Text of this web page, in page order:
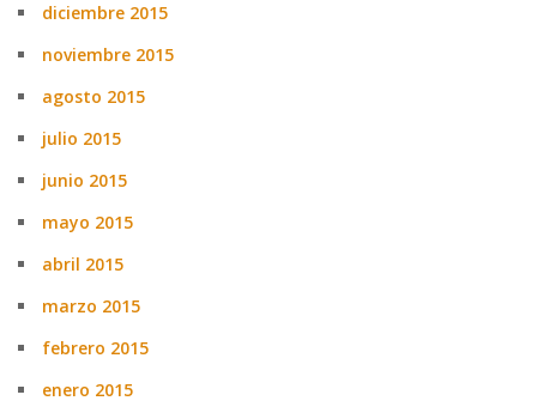
diciembre 2015
noviembre 2015
agosto 2015
julio 2015
junio 2015
mayo 2015
abril 2015
marzo 2015
febrero 2015
enero 2015